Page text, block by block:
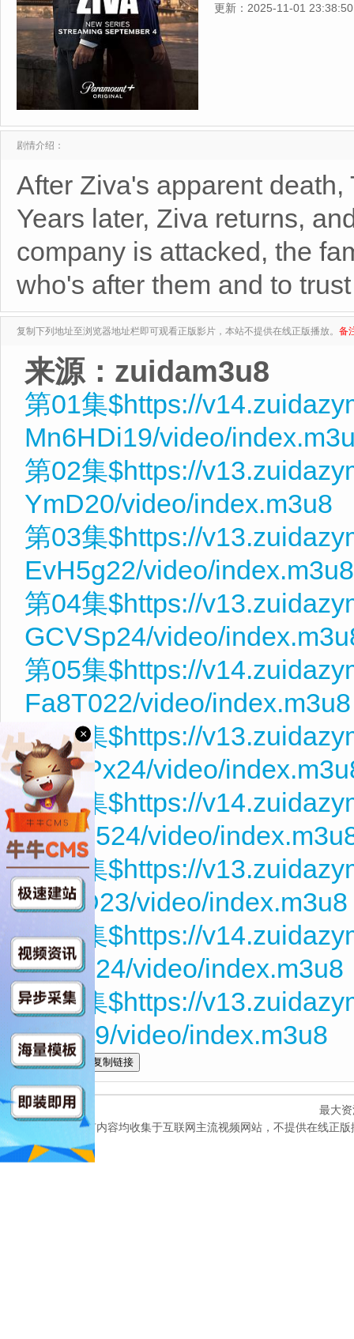
更新： 2025-11-01 23:38:50
剧情介绍：
After Ziva's apparent death,
Years later, Ziva returns,
company is attacked, the
who's after them and to
复制下列地址至浏览器地址栏即可观看正版影片，本站不提供在线正版播放。 备
来源：zuidam3u8
第01集$https://
Mn6HDi19/video/
第02集$https://
YmD20/video/index.m3u8
第03集$https://
EvH5g22/video/index.m3u8
第04集$https://
GCVSp24/video/
第05集$https://
Fa8T022/video/index.m3u8
第06集$https://
QCHPx24/video/
第07集$https://
wXEp524/video/
第08集$https://
tAaeD23/video/index.m3u8
第09集$https://
zy2tm24/video/index.m3u8
第10集$https://
Ar6k19/video/index.m3u8
全选
最大
本网站所有内容均收集于互联网主流视频网站，不提供在线正
×